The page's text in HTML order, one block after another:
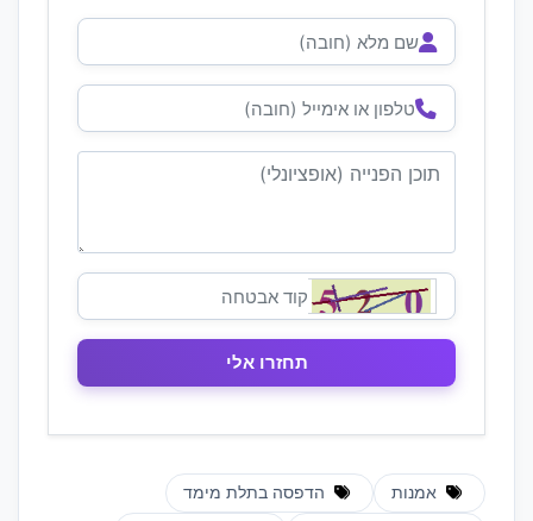
אמנות הדפסה בתלת מימד